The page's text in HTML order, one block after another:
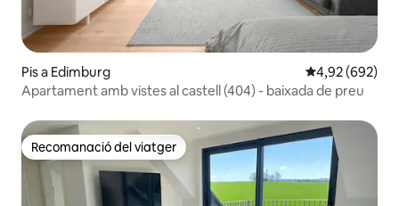
Pis a Edimburg 4,92 de
4,92 (692)
Apartament amb vistes al castell (404) - baixada de preu
Recomanació del viatger
Recomanació del viatger